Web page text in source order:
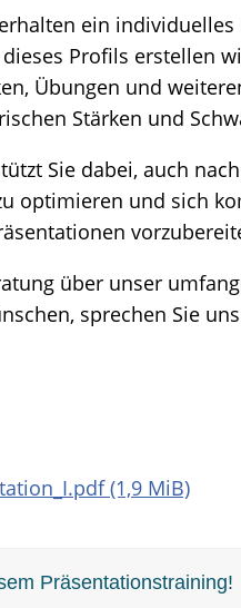
ein individuelles
Profils erstellen
Übungen und
Stärken und
Sie dabei, auch
optimieren und sich
über unser
sprechen Sie
(1,9 MiB)
Präsentationstraining!